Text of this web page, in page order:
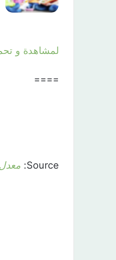
لمشاهدة و
====
Source: معدل